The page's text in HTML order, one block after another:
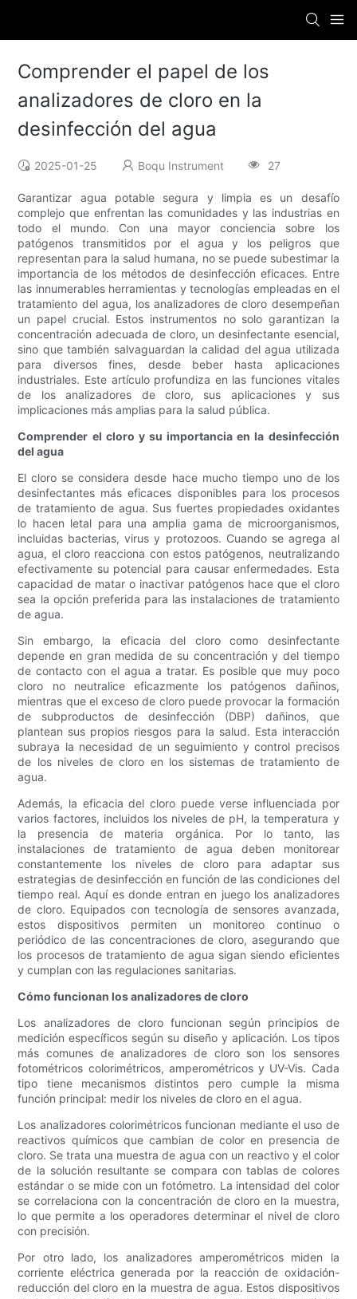
Comprender el papel de los
analizadores de cloro en la
desinfección del agua
2025-01-25 Boqu Instrument 27
Garantizar agua potable segura y limpia es un desafío
complejo que enfrentan las comunidades y las industrias en
todo el mundo. Con una mayor conciencia sobre los
patógenos transmitidos por el agua y los peligros que
representan para la salud humana, no se puede subestimar la
importancia de los métodos de desinfección eficaces. Entre
las innumerables herramientas y tecnologías empleadas en el
tratamiento del agua, los analizadores de cloro desempeñan
un papel crucial. Estos instrumentos no solo garantizan la
concentración adecuada de cloro, un desinfectante esencial,
sino que también salvaguardan la calidad del agua utilizada
para diversos fines, desde beber hasta aplicaciones
industriales. Este artículo profundiza en las funciones vitales
de los analizadores de cloro, sus aplicaciones y sus
implicaciones más amplias para la salud pública.
Comprender el cloro y su importancia en la desinfección
del agua
El cloro se considera desde hace mucho tiempo uno de los
desinfectantes más eficaces disponibles para los procesos
de tratamiento de agua. Sus fuertes propiedades oxidantes
lo hacen letal para una amplia gama de microorganismos,
incluidas bacterias, virus y protozoos. Cuando se agrega al
agua, el cloro reacciona con estos patógenos, neutralizando
efectivamente su potencial para causar enfermedades. Esta
capacidad de matar o inactivar patógenos hace que el cloro
sea la opción preferida para las instalaciones de tratamiento
de agua.
Sin embargo, la eficacia del cloro como desinfectante
depende en gran medida de su concentración y del tiempo
de contacto con el agua a tratar. Es posible que muy poco
cloro no neutralice eficazmente los patógenos dañinos,
mientras que el exceso de cloro puede provocar la formación
de subproductos de desinfección (DBP) dañinos, que
plantean sus propios riesgos para la salud. Esta interacción
subraya la necesidad de un seguimiento y control precisos
de los niveles de cloro en los sistemas de tratamiento de
agua.
Además, la eficacia del cloro puede verse influenciada por
varios factores, incluidos los niveles de pH, la temperatura y
la presencia de materia orgánica. Por lo tanto, las
instalaciones de tratamiento de agua deben monitorear
constantemente los niveles de cloro para adaptar sus
estrategias de desinfección en función de las condiciones del
tiempo real. Aquí es donde entran en juego los analizadores
de cloro. Equipados con tecnología de sensores avanzada,
estos dispositivos permiten un monitoreo continuo o
periódico de las concentraciones de cloro, asegurando que
los procesos de tratamiento de agua sigan siendo eficientes
y cumplan con las regulaciones sanitarias.
Cómo funcionan los analizadores de cloro
Los analizadores de cloro funcionan según principios de
medición específicos según su diseño y aplicación. Los tipos
más comunes de analizadores de cloro son los sensores
fotométricos colorimétricos, amperométricos y UV-Vis. Cada
tipo tiene mecanismos distintos pero cumple la misma
función principal: medir los niveles de cloro en el agua.
Los analizadores colorimétricos funcionan mediante el uso de
reactivos químicos que cambian de color en presencia de
cloro. Se trata una muestra de agua con un reactivo y el color
de la solución resultante se compara con tablas de colores
estándar o se mide con un fotómetro. La intensidad del color
se correlaciona con la concentración de cloro en la muestra,
lo que permite a los operadores determinar el nivel de cloro
con precisión.
Por otro lado, los analizadores amperométricos miden la
corriente eléctrica generada por la reacción de oxidación-
reducción del cloro en la muestra de agua. Estos dispositivos